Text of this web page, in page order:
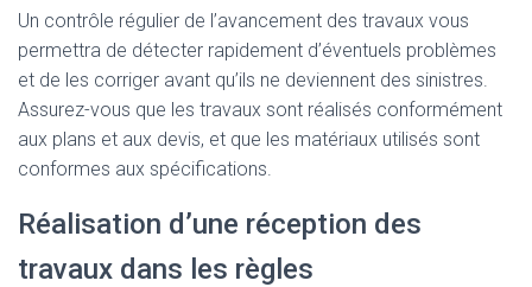
Un contrôle régulier de l’avancement des travaux vous
permettra de détecter rapidement d’éventuels problèmes
et de les corriger avant qu’ils ne deviennent des sinistres.
Assurez-vous que les travaux sont réalisés conformément
aux plans et aux devis, et que les matériaux utilisés sont
conformes aux spécifications.
Réalisation d’une réception des
travaux dans les règles